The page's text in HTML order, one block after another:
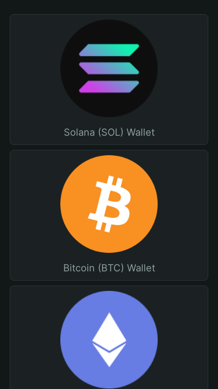
Solana (SOL) Wallet
Bitcoin (BTC) Wallet